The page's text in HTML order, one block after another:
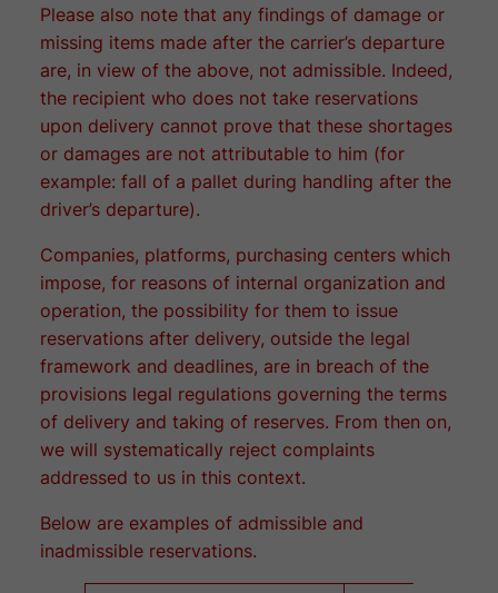
Please also note that any findings of damage or
missing items made after the carrier’s departure
are, in view of the above, not admissible. Indeed,
the recipient who does not take reservations
upon delivery cannot prove that these shortages
or damages are not attributable to him (for
example: fall of a pallet during handling after the
driver’s departure).
Companies, platforms, purchasing centers which
impose, for reasons of internal organization and
operation, the possibility for them to issue
reservations after delivery, outside the legal
framework and deadlines, are in breach of the
provisions legal regulations governing the terms
of delivery and taking of reserves. From then on,
we will systematically reject complaints
addressed to us in this context.
Below are examples of admissible and
inadmissible reservations.